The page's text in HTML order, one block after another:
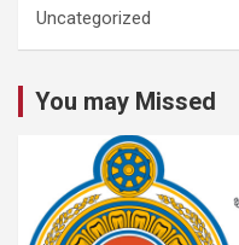
Uncategorized
You may Missed